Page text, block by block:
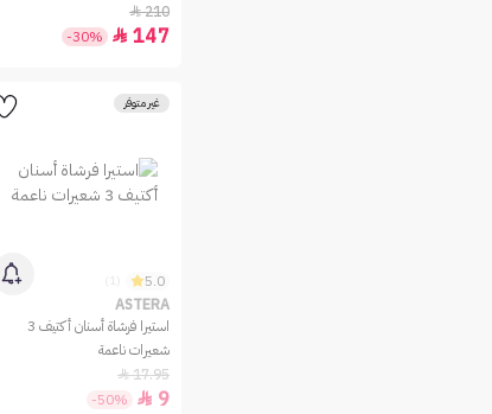
210

147

-30%
غير متوفر
5.0
ASTERA
استيرا فرشاة أسنان أكتيف 3
شعيرات ناعمة
17.95

9

-50%